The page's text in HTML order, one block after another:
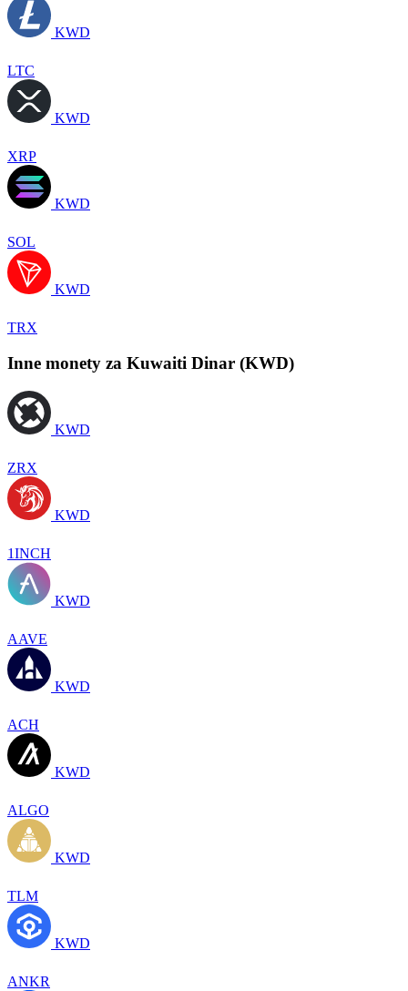
KWD
LTC
KWD
XRP
KWD
SOL
KWD
TRX
Inne monety za Kuwaiti Dinar (KWD)
KWD
ZRX
KWD
1INCH
KWD
AAVE
KWD
ACH
KWD
ALGO
KWD
TLM
KWD
ANKR